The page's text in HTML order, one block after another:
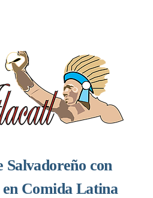
Salvadoreño con
en Comida Latina